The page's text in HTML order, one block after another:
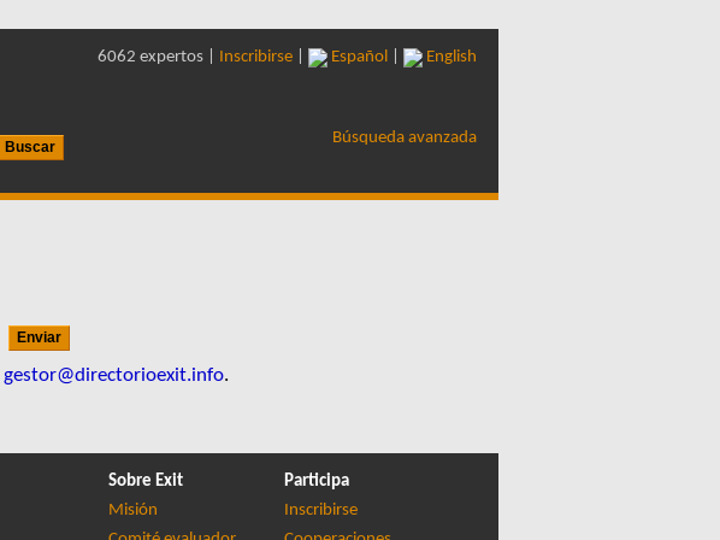
6062 expertos | Inscribirse Español English
Búsqueda avanzada
gestor@directorioexit.info.
Sobre Exit
Misión
Participa
Inscribirse